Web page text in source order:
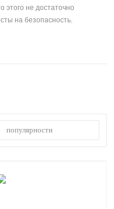
этого не достаточно
на безопасность.
популярности